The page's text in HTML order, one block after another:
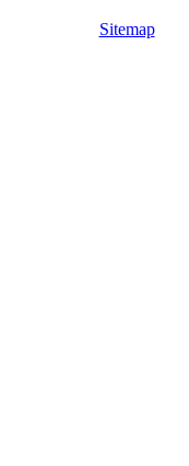
Sitemap